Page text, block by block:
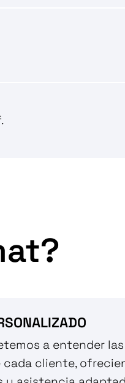
a entender
cliente,